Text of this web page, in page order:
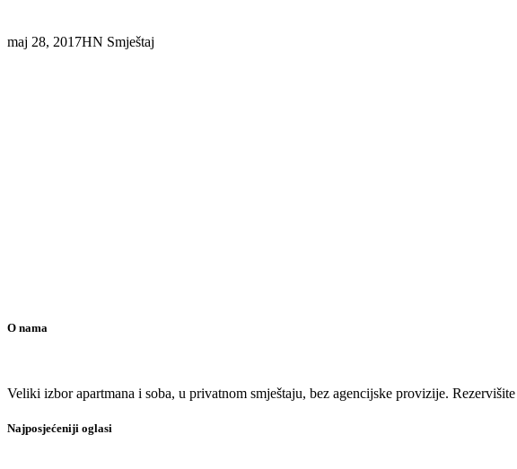
maj 28, 2017HN Smještaj
O nama
Veliki izbor apartmana i soba, u privatnom smještaju, bez agencijske provizije.
Najposjećeniji oglasi